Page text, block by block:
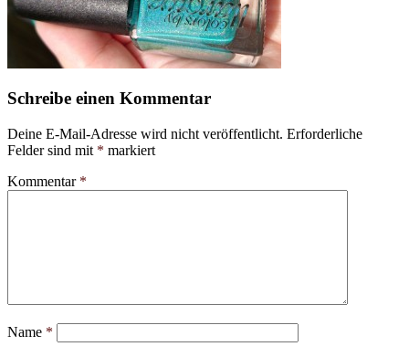
Schreibe einen Kommentar
Deine E-Mail-Adresse wird nicht veröffentlicht. Erforderliche
Felder sind mit * markiert
Kommentar *
Name *